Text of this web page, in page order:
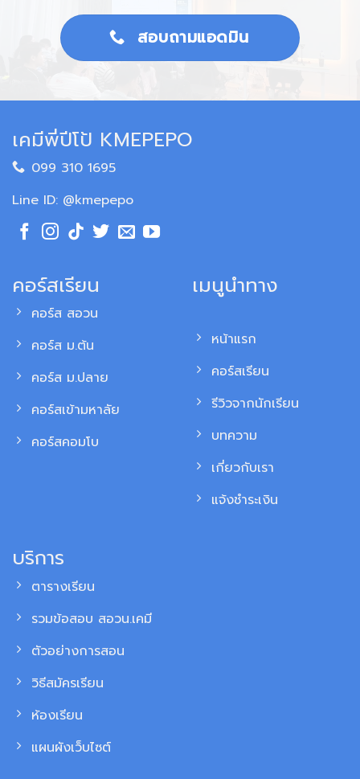
สอบถามแอดมิน
เคมีพี่ปีโป้ KMEPEPO
099 310 1695
Line ID: @kmepepo
คอร์สเรียน
คอร์ส สอวน
คอร์ส ม.ต้น
คอร์ส ม.ปลาย
คอร์สเข้ามหาลัย
คอร์สคอมโบ
เมนูนำทาง
หน้าแรก
คอร์สเรียน
รีวิวจากนักเรียน
บทความ
เกี่ยวกับเรา
แจ้งชำระเงิน
บริการ
ตารางเรียน
รวมข้อสอบ สอวน.เคมี
ตัวอย่างการสอน
วิธีสมัครเรียน
ห้องเรียน
แผนผังเว็บไซต์